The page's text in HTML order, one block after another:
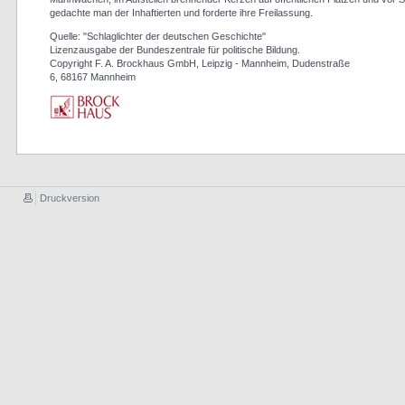
gedachte man der Inhaftierten und forderte ihre Freilassung.
Quelle: "Schlaglichter der deutschen Geschichte"
Lizenzausgabe der Bundeszentrale für politische Bildung.
Copyright F. A. Brockhaus GmbH, Leipzig - Mannheim, Dudenstraße
6, 68167 Mannheim
Druckversion